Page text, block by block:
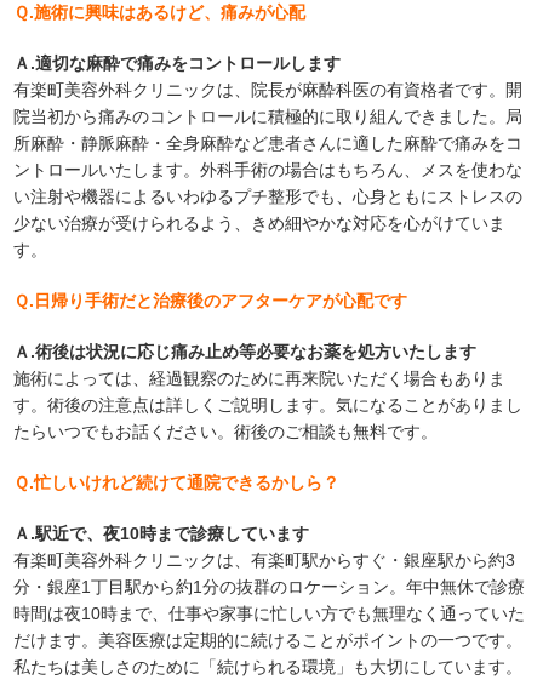
Ｑ.施術に興味はあるけど、痛みが心配
Ａ.適切な麻酔で痛みをコントロールします
有楽町美容外科クリニックは、院長が麻酔科医の有資格者です。開
院当初から痛みのコントロールに積極的に取り組んできました。局
所麻酔・静脈麻酔・全身麻酔など患者さんに適した麻酔で痛みをコ
ントロールいたします。外科手術の場合はもちろん、メスを使わな
い注射や機器によるいわゆるプチ整形でも、心身ともにストレスの
少ない治療が受けられるよう、きめ細やかな対応を心がけていま
す。
Ｑ.日帰り手術だと治療後のアフターケアが心配です
Ａ.術後は状況に応じ痛み止め等必要なお薬を処方いたします
施術によっては、経過観察のために再来院いただく場合もありま
す。術後の注意点は詳しくご説明します。気になることがありまし
たらいつでもお話ください。術後のご相談も無料です。
Ｑ.忙しいけれど続けて通院できるかしら？
Ａ.駅近で、夜10時まで診療しています
有楽町美容外科クリニックは、有楽町駅からすぐ・銀座駅から約3
分・銀座1丁目駅から約1分の抜群のロケーション。年中無休で診療
時間は夜10時まで、仕事や家事に忙しい方でも無理なく通っていた
だけます。美容医療は定期的に続けることがポイントの一つです。
私たちは美しさのために「続けられる環境」も大切にしています。